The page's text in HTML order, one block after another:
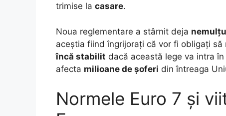
trimise la casare.
Noua reglementare a stârnit deja
aceștia fiind îngrijorați că vor fi obligați
încă stabilit dacă această lege va intra în
afecta milioane de șoferi din întreaga
Normele Euro 7 și